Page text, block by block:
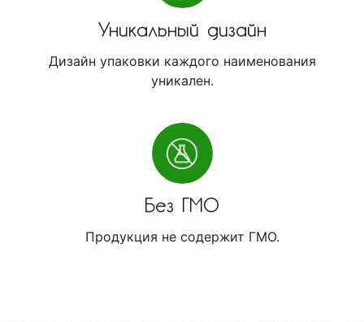
Уникальный дизайн
Дизайн упаковки каждого наименования
уникален.
Без ГМО
Продукция не содержит ГМО.